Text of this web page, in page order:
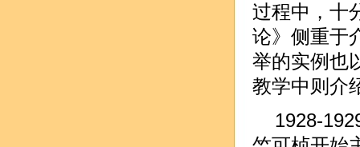
过程中，十
论》侧重于
举的实例也
教学中则介
1928-